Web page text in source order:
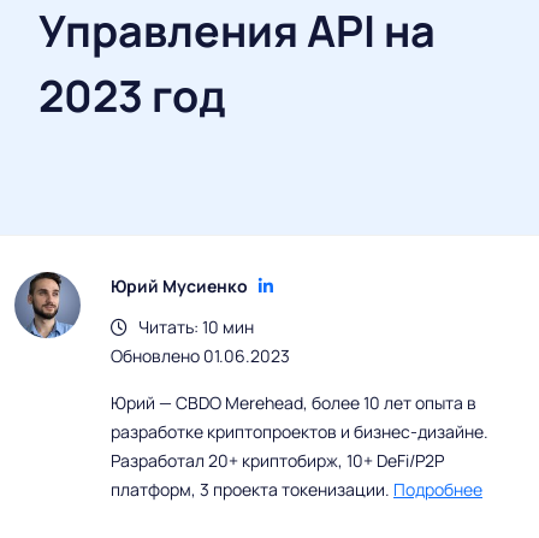
Управления API на
2023 год
Юрий Мусиенко
Читать: 10 мин
Обновлено 01.06.2023
Юрий — CBDO Merehead, более 10 лет опыта в
разработке криптопроектов и бизнес-дизайне.
Разработал 20+ криптобирж, 10+ DeFi/P2P
платформ, 3 проекта токенизации. Подробнее